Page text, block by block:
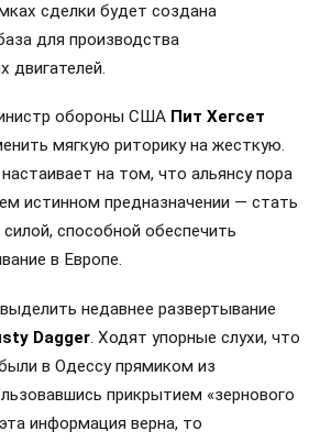
сделки будет создана
для производства
двигателей.
обороны США Пит Хегсет
мягкую риторику на жесткую.
на том, что альянсу пора
истинном предназначении — стать
способной обеспечить
в Европе.
недавнее развертывание
Dagger. Ходят упорные слухи, что
в Одессу прямиком из
прикрытием «зернового
информация верна, то